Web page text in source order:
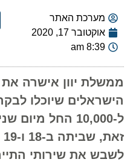
מערכת האתר
אוקטובר 17, 2020
8:39 am
ממשלת יוון אישרה את
זאת,
לשבש את שירותי